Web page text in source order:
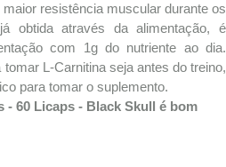
resistência muscular durante os
obtida através da alimentação, é
com 1g do nutriente ao dia.
L-Carnitina seja antes do treino,
para tomar o suplemento.
- 60 Licaps - Black Skull é bom